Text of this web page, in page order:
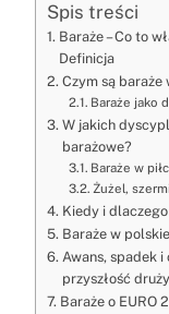
Spis treści
Baraże – Co to
Definicja
Czym są baraże
Baraże jako
W jakich
barażowe?
Baraże w
Żużel,
Kiedy i
Baraże w
Awans, spadek i
przyszłość
Baraże o EURO